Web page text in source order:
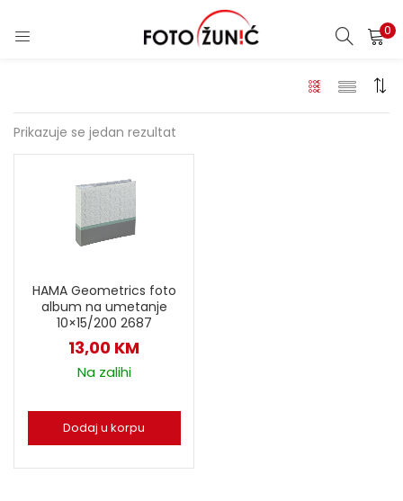
0
Prikazuje se jedan rezultat
HAMA Geometrics foto
album na umetanje
10×15/200 2687
13,00 KM
Na zalihi
Dodaj u korpu